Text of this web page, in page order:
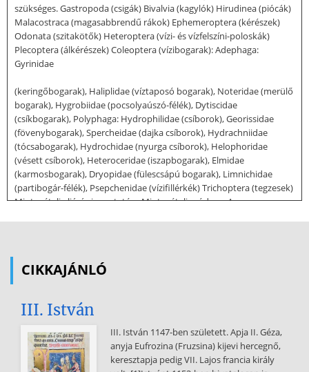
szükséges. Gastropoda (csigák) Bivalvia (kagylók) Hirudinea (piócák)
Malacostraca (magasabbrendű rákok) Ephemeroptera (kérészek)
Odonata (szitakötők) Heteroptera (vízi- és vízfelszíni-poloskák)
Plecoptera (álkérészek) Coleoptera (vízibogarak): Adephaga:
Gyrinidae
(keringőbogarak), Haliplidae (víztaposó bogarak), Noteridae (merülő
bogarak), Hygrobiidae (pocsolyaúszó-félék), Dytiscidae
(csíkbogarak), Polyphaga: Hydrophilidae (csíborok), Georissidae
(fövenybogarak), Spercheidae (dajka csíborok), Hydrachniidae
(tócsabogarak), Hydrochidae (nyurga csíborok), Helophoridae
(vésett csíborok), Heteroceridae (iszapbogarak), Elmidae
(karmosbogarak), Dryopidae (fülescsápú bogarak), Limnichidae
(partibogár-félék), Psepchenidae (vízifillérkék) Trichoptera (tegzesek)
Mintavételi eljárás ismertetése Mintavételi módszer A
figyelembe vevő mintavételi eljárás. Állóvizekben nem áll
teljes leírása a http://www.aqemde/starthtml internetes oldalról
tölthető le A mintavételi eljárás főbb lépései: 1. A mintavételi szakasz
kiválasztása a mintavételt megelőző területbejárás alapján. 2. A
CIKKAJÁNLÓ
III. István
III. István 1147-ben született. Apja II. Géza,
anyja Eufrozina (Fruzsina) kijevi hercegnő,
keresztapja pedig VII. Lajos francia király